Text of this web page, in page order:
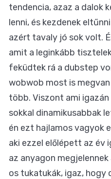
tendencia, azaz a dalok
lenni, és kezdenek
azért tavaly jó sok volt.
amit a leginkább
feküdtek rá a dubstep
wobwob most is
több. Viszont ami
sokkal dinamikusabbak
én ezt hajlamos vagyok
aki ezzel előlépett az év
az anyagon
os tukatukák, igaz, hogy